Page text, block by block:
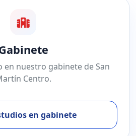
en nuestro gabinete de San
Centro.
en gabinete